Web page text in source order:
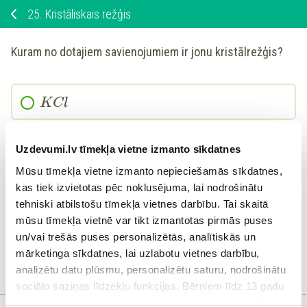
Uzdevumi.lv tīmekļa vietne izmanto sīkdatnes
Mūsu tīmekļa vietne izmanto nepieciešamās sīkdatnes,
kas tiek izvietotas pēc noklusējuma, lai nodrošinātu
tehniski atbilstošu tīmekļa vietnes darbību. Tai skaitā
mūsu tīmekļa vietnē var tikt izmantotas pirmās puses
un/vai trešās puses personalizētās, analītiskās un
mārketinga sīkdatnes, lai uzlabotu vietnes darbību,
analizētu datu plūsmu, personalizētu saturu, nodrošinātu
sociālo saziņas līdzekļu funkcijas. Bērniem līdz 13 gadu
vecumam pirms izvēles veikšanas ir jāprasa vecāka vai
25. Kristāliskais režģis
Kuram no dotajiem savienojumiem ir jonu kristālrežģis?
KCl
B
ciets CO2
Ieiet portālā
vaiReģistrēties